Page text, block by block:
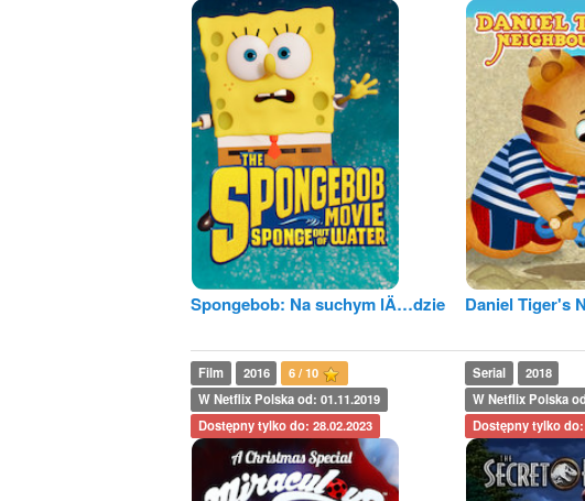
Spongebob: Na suchym lÄ…dzie Daniel Tiger's
Film 2016
6 / 10
W Netflix Polska od: 01.11.2019
Dostępny tylko do: 28.02.2023
Serial
2018
W Netflix Polska
Dostępny tylko do: